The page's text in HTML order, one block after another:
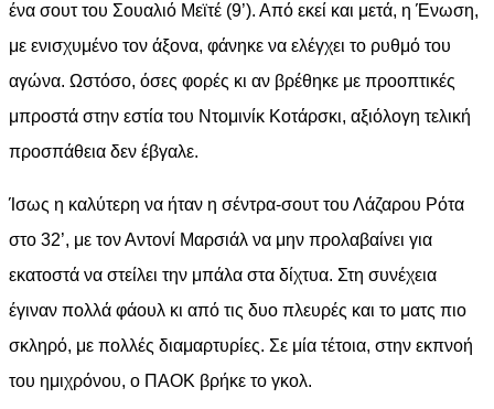
ένα σουτ του Σουαλιό Μεϊτέ (9’). Από εκεί και μετά, η Ένωση,
με ενισχυμένο τον άξονα, φάνηκε να ελέγχει το ρυθμό του
αγώνα. Ωστόσο, όσες φορές κι αν βρέθηκε με προοπτικές
μπροστά στην εστία του Ντομινίκ Κοτάρσκι, αξιόλογη τελική
προσπάθεια δεν έβγαλε.
Ίσως η καλύτερη να ήταν η σέντρα-σουτ του Λάζαρου Ρότα
στο 32’, με τον Αντονί Μαρσιάλ να μην προλαβαίνει για
εκατοστά να στείλει την μπάλα στα δίχτυα. Στη συνέχεια
έγιναν πολλά φάουλ κι από τις δυο πλευρές και το ματς πιο
σκληρό, με πολλές διαμαρτυρίες. Σε μία τέτοια, στην εκπνοή
του ημιχρόνου, ο ΠΑΟΚ βρήκε το γκολ.